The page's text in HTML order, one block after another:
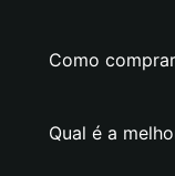
Como
Qual é a